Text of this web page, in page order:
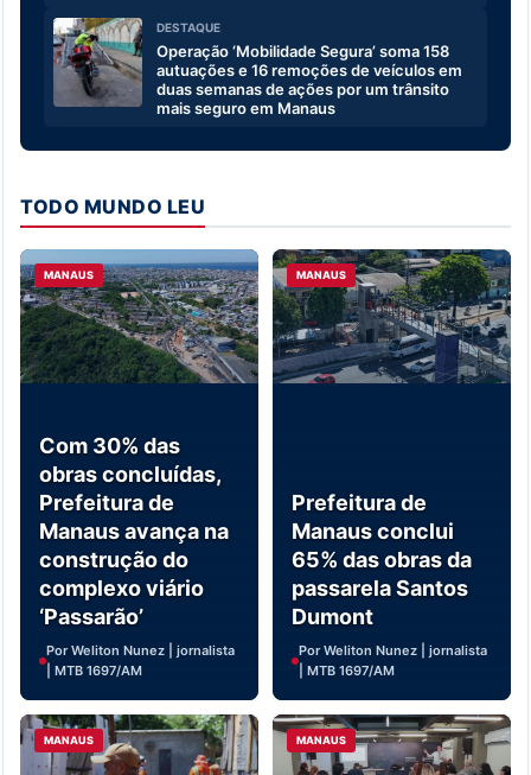
DESTAQUE
Operação ‘Mobilidade Segura’ soma 158
autuações e 16 remoções de veículos em
duas semanas de ações por um trânsito
mais seguro em Manaus
TODO MUNDO LEU
MANAUS
Com 30% das
obras concluídas,
Prefeitura de
Manaus avança na
construção do
complexo viário
‘Passarão’
Por Weliton Nunez | jornalista
| MTB 1697/AM
MANAUS
Prefeitura de
Manaus conclui
65% das obras da
passarela Santos
Dumont
Por Weliton Nunez | jornalista
| MTB 1697/AM
MANAUS MANAUS